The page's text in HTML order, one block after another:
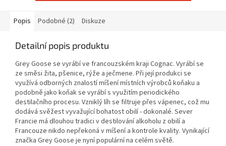
Popis Podobné (2) Diskuze
Detailní popis produktu
Grey Goose se vyrábí ve francouzském kraji Cognac. Vyrábí se
ze směsi žita, pšenice, rýže a ječmene. Při její produkci se
využívá odborných znalostí míšení místních výrobců koňaku a
podobně jako koňak se vyrábí s využitím periodického
destilačního procesu. Vzniklý líh se filtruje přes vápenec, což mu
dodává svěžest vyvažující bohatost obilí - dokonalé. Sever
Francie má dlouhou tradici v destilování alkoholu z obilí a
Francouze nikdo nepřekoná v míšení a kontrole kvality. Vynikající
značka Grey Goose je nyní populární na celém světě.